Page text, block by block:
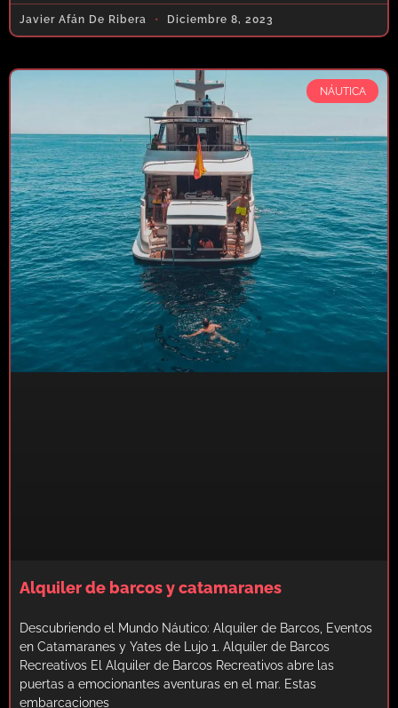
Javier Afán De Ribera Diciembre 8, 2023
NÁUTICA
Alquiler de barcos y catamaranes
Descubriendo el Mundo Náutico: Alquiler de Barcos, Eventos
en Catamaranes y Yates de Lujo 1. Alquiler de Barcos
Recreativos El Alquiler de Barcos Recreativos abre las
puertas a emocionantes aventuras en el mar. Estas
embarcaciones